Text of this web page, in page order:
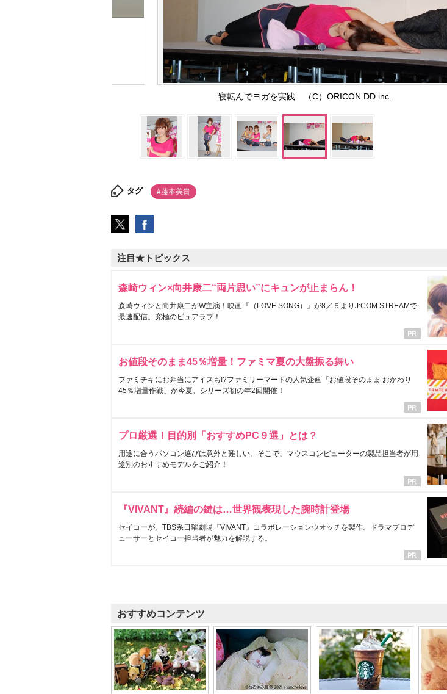
寝転んでヨガを実践 （C）ORICON DD inc.
タグ #藤本美貴
注目★トピックス
森崎ウィン×向井康二“両片思い”にキュンが止まらん！
森崎ウィンと向井康二がW主演！映画『（LOVE SONG）』が8／５よりJ:COM STREAMで
最速配信。究極のピュアラブ！
お値段そのまま45％増量！ファミマ夏の大盤振る舞い
ファミチキにお弁当にアイスも!?ファミリーマートの人気企画「お値段そのまま おかわり
45％増量作戦」が今夏、シリーズ初の年2回開催！
プロ厳選！目的別「おすすめPC９選」とは？
用途に合うパソコン選びは意外と難しい。そこで、マウスコンピューターの製品担当者が用
途別のおすすめモデルをご紹介！
『VIVANT』続編の鍵は…世界観表現した腕時計登場
セイコーが、TBS系日曜劇場『VIVANT』コラボレーションウオッチを製作。ドラマプロデ
ューサーとセイコー担当者が魅力を解説する。
おすすめコンテンツ